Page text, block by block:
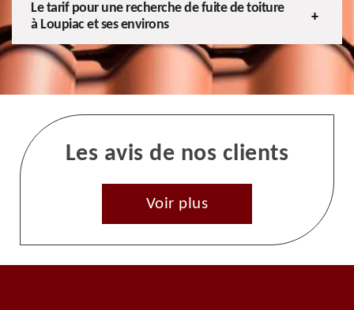
Le tarif pour une recherche de fuite de toiture
à Loupiac et ses environs
Les avis de nos clients
Voir plus